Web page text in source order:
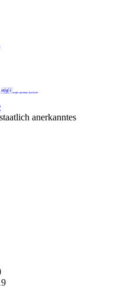
anerkanntes